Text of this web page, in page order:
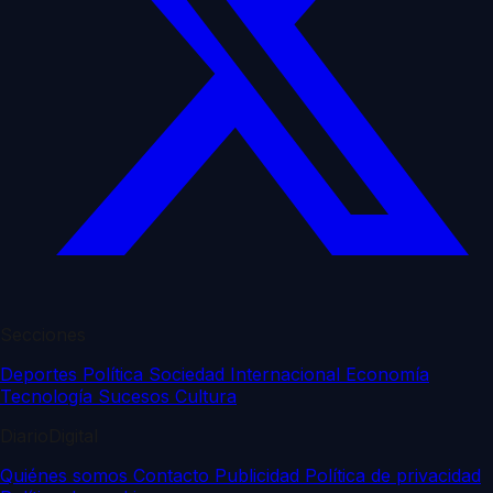
Deportes Política Sociedad Internacional Economía
Tecnología Sucesos Cultura
Quiénes somos Contacto Publicidad Política de privacidad